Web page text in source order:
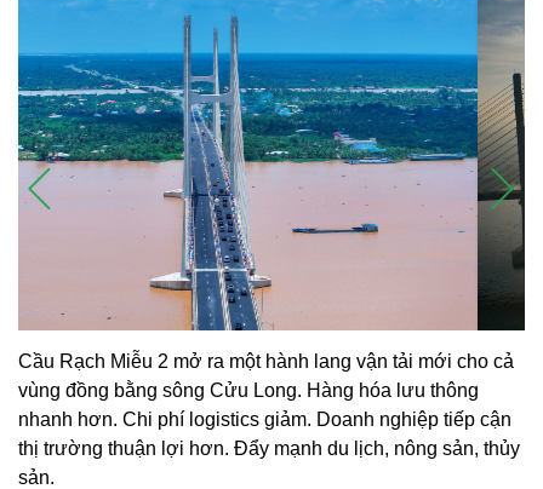
Cầu Rạch Miễu 2 mở ra một hành lang vận tải mới cho cả
vùng đồng bằng sông Cửu Long. Hàng hóa lưu thông
nhanh hơn. Chi phí logistics giảm. Doanh nghiệp tiếp cận
thị trường thuận lợi hơn. Đẩy mạnh du lịch, nông sản, thủy
sản.